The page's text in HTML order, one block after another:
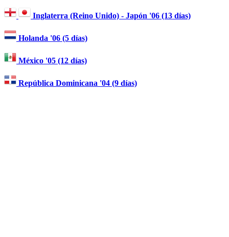
Inglaterra (Reino Unido) - Japón '06 (13 días)
Holanda '06 (5 días)
México '05 (12 días)
República Dominicana '04 (9 días)